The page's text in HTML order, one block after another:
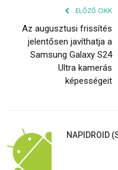
ELŐZŐ CIKK
Az augusztusi frissítés
jelentősen javíthatja a
Samsung Galaxy S24
Ultra kamerás
képességeit
NAPIDROID